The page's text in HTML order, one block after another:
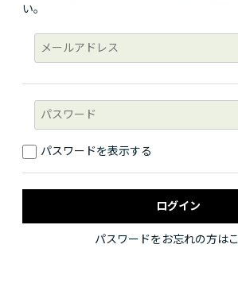
い。
パスワードを表示する
パスワードをお忘れの方は